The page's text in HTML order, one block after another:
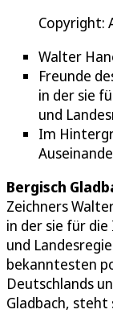
Copyright:
Walter
Freunde
in der sie
und
Im
Bergisch
Zeichners
in der sie für
und
bekanntesten
Deutschlands
Gladbach,